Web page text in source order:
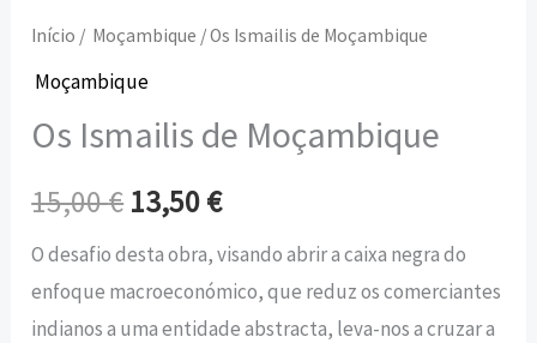
Início / Moçambique / Os Ismailis de Moçambique
Moçambique
Os Ismailis de Moçambique
15,00€ 13,50€
O desafio desta obra, visando abrir a caixa negra do
enfoque macroeconómico, que reduz os comerciantes
indianos a uma entidade abstracta, leva-nos a cruzar a